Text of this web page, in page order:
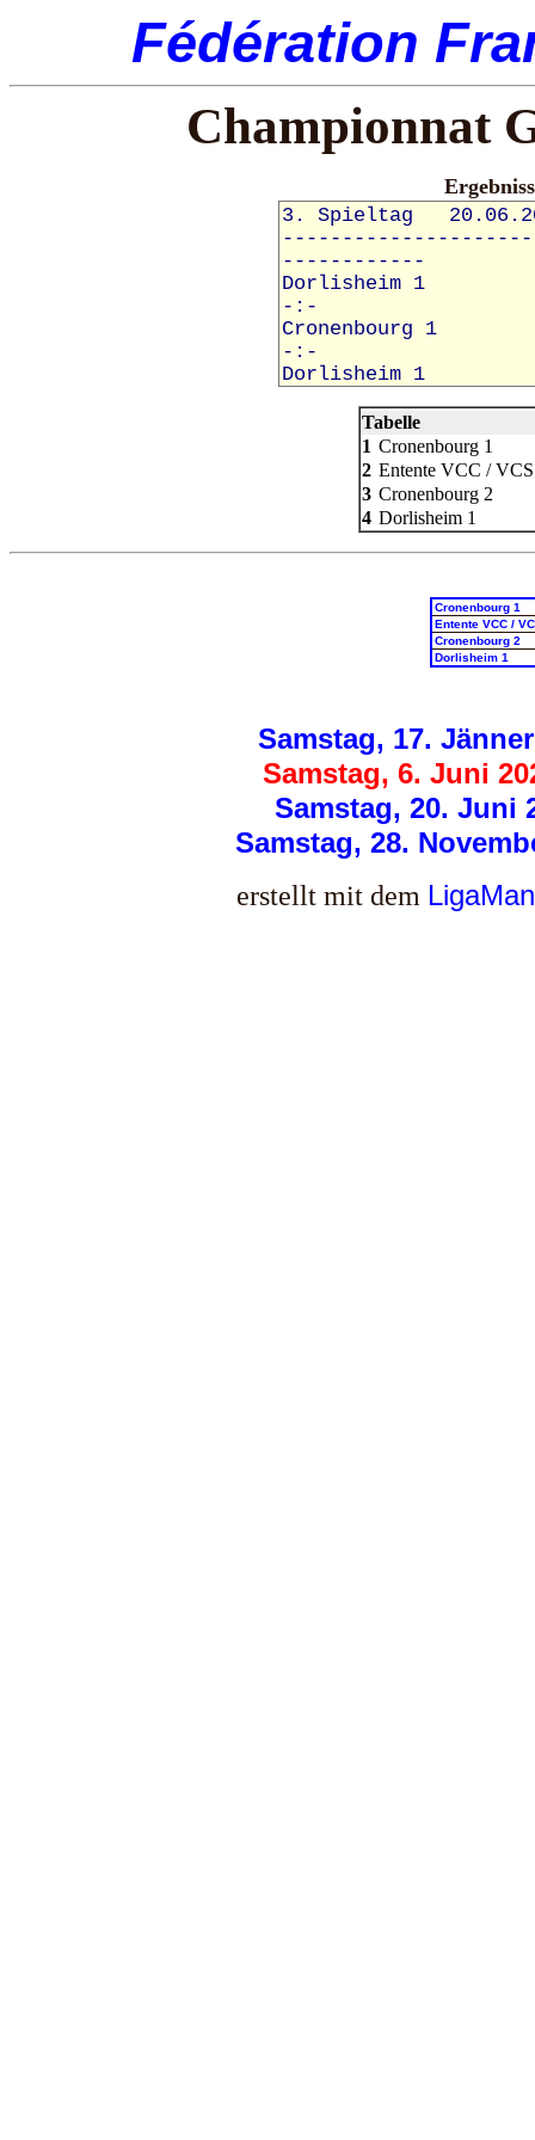
Fédération
Championnat
Tabelle
1 Cronenbourg 1
2 Entente VCC / VCS
3 Cronenbourg 2
4 Dorlisheim 1
Cronenbourg 1
Entente VCC /
Cronenbourg 2
Dorlisheim 1
Samstag, 17.
Samstag, 6. Juni
Samstag, 20. Juni
Samstag, 28.
erstellt mit dem